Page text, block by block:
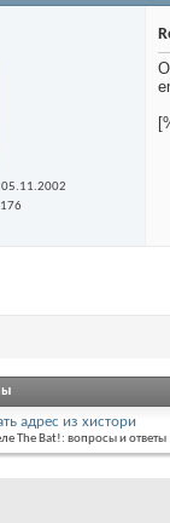
05.11.2002
176
адрес из хистори
The Bat!: вопросы и ответы